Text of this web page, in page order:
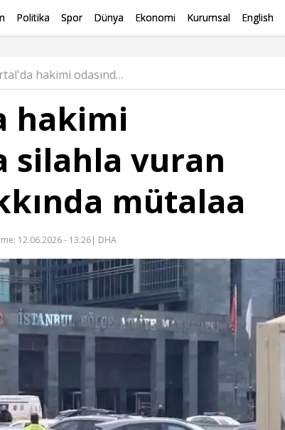
Politika Spor Dünya Ekonomi Kurumsal English
Kartal'da hakimi odasında silahla vuran savcı hakkında mütalaa Haber
hakimi
silahla vuran
mütalaa
12.06.2026 - 13:26| DHA